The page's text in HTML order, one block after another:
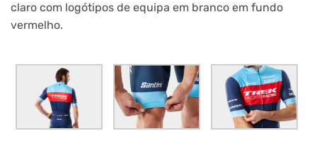
claro com logótipos de equipa em branco em fundo
vermelho.